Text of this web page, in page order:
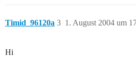
Timid_96120a 1. August 2004 um
3
Hi